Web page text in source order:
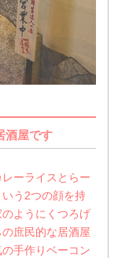
酒屋です
ーライスとらー
う2つの顔を持
ようにくつろげ
庶民的な居酒屋
手作りベーコン